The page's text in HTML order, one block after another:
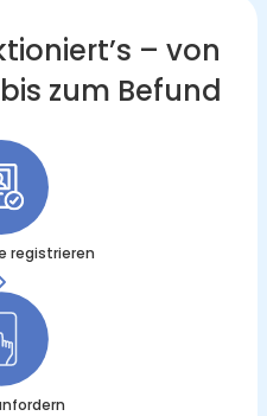
– von
zum Befund
registrieren